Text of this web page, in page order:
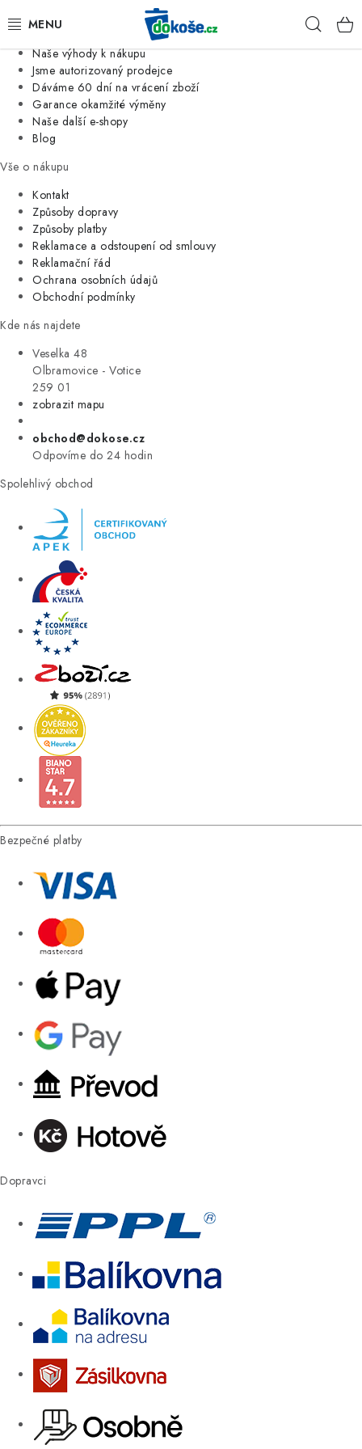
Jsme tradiční česká firma
Naše výhody k nákupu
Jsme autorizovaný prodejce
Dáváme 60 dní na vrácení zboží
Garance okamžité výměny
Naše další e-shopy
Blog
Vše o nákupu
Kontakt
Způsoby dopravy
Způsoby platby
Reklamace a odstoupení od smlouvy
Reklamační řád
Ochrana osobních údajů
Obchodní podmínky
Kde nás najdete
Veselka 48
Olbramovice - Votice
259 01
zobrazit mapu
obchod@dokose.cz
Odpovíme do 24 hodin
Spolehlivý obchod
Bezpečné platby
Dopravci
KOŠE
SÁČKY
KUCHYNĚ
ORGANIZACE
DOMÁCNOST
ÚKLID
VÝPRODEJ
ZNAČKY
Úvod Kontakt Blog
Moje objednávka